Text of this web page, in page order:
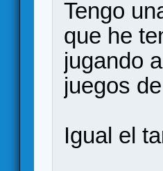
Tengo
que he
jugando
juegos
Igual el